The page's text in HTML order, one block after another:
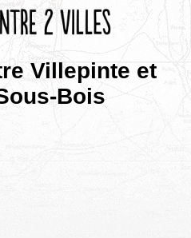
Villepinte et
Bois